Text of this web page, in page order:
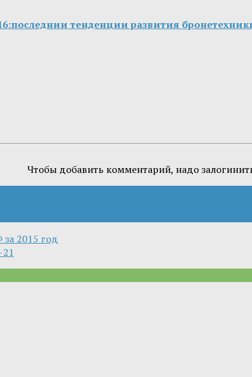
тенденции развития
Чтобы добавить комментарий, надо
2015 год